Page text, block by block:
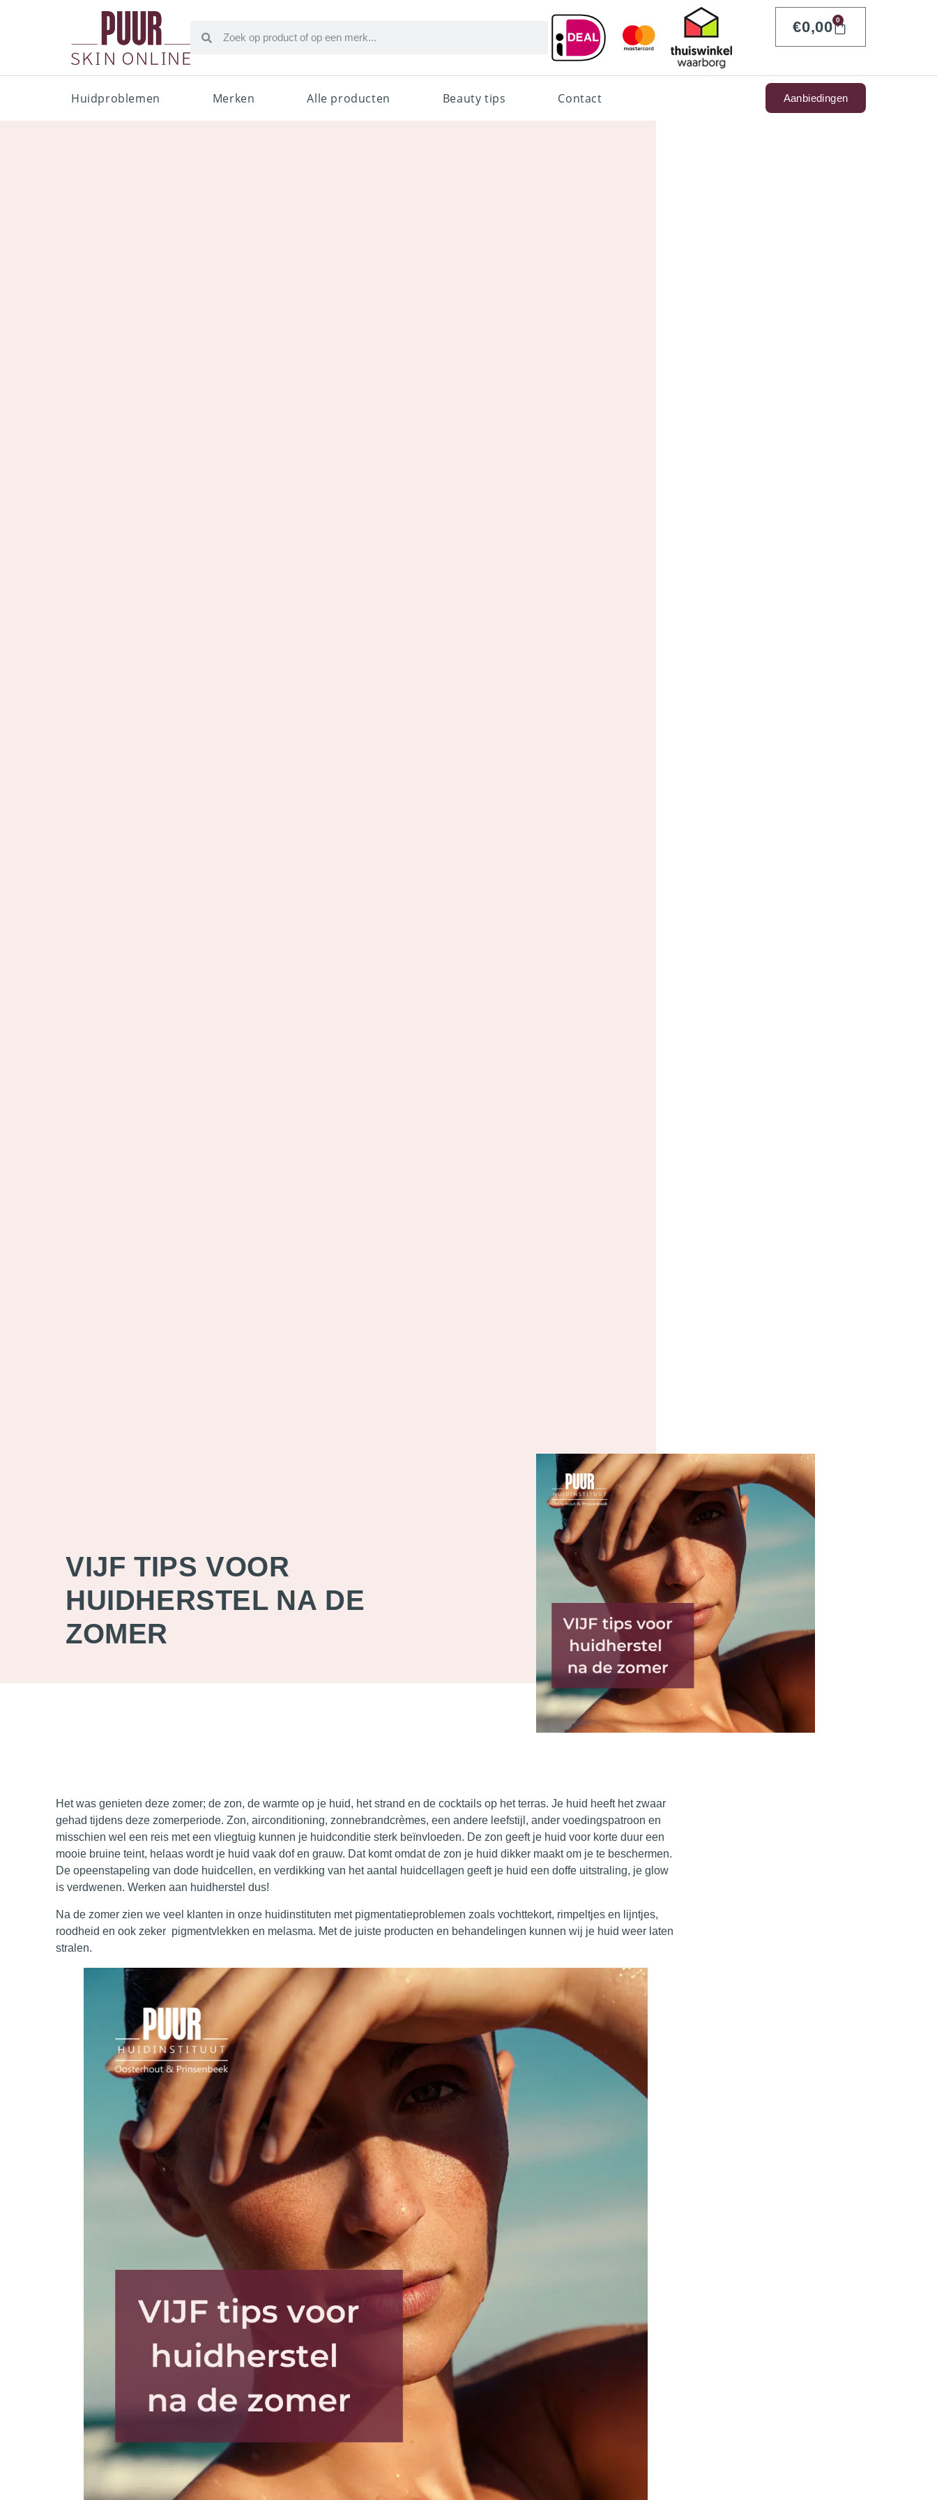
€0,00 0
Huidproblemen Merken Alle producten Beauty tips Contact Aanbiedingen
VIJF TIPS VOOR
HUIDHERSTEL NA DE
ZOMER
Het was genieten deze zomer; de zon, de warmte op je huid, het strand en de cocktails op het terras. Je huid heeft het zwaar
gehad tijdens deze zomerperiode. Zon, airconditioning, zonnebrandcrèmes, een andere leefstijl, ander voedingspatroon en
misschien wel een reis met een vliegtuig kunnen je huidconditie sterk beïnvloeden. De zon geeft je huid voor korte duur een
mooie bruine teint, helaas wordt je huid vaak dof en grauw. Dat komt omdat de zon je huid dikker maakt om je te beschermen.
De opeenstapeling van dode huidcellen, en verdikking van het aantal huidcellagen geeft je huid een doffe uitstraling, je glow
is verdwenen. Werken aan huidherstel dus!
Na de zomer zien we veel klanten in onze huidinstituten met pigmentatieproblemen zoals vochttekort, rimpeltjes en lijntjes,
roodheid en ook zeker pigmentvlekken en melasma. Met de juiste producten en behandelingen kunnen wij je huid weer laten
stralen.